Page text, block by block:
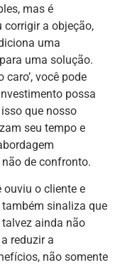
mas é
corrigir a objeção,
uma
uma solução.
caro’, você pode
possa
que nosso
seu tempo e
de confronto.
ouviu o cliente e
sinaliza que
talvez ainda não
reduzir a
não somente